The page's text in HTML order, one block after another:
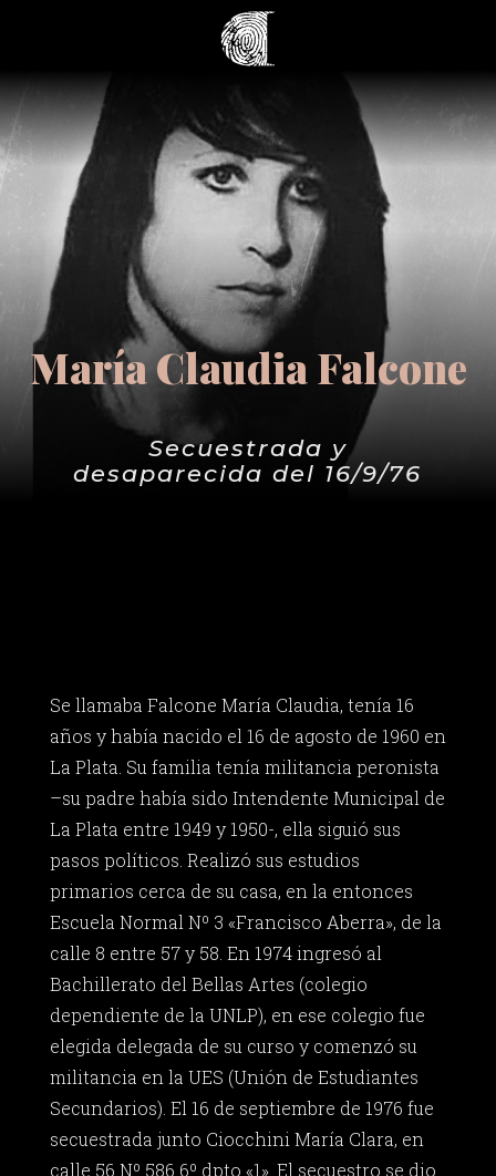
María Claudia Falcone
Secuestrada y
desaparecida del 16/9/76
Se llamaba Falcone María Claudia, tenía 16
años y había nacido el 16 de agosto de 1960 en
La Plata. Su familia tenía militancia peronista
–su padre había sido Intendente Municipal de
La Plata entre 1949 y 1950-, ella siguió sus
pasos políticos. Realizó sus estudios
primarios cerca de su casa, en la entonces
Escuela Normal Nº 3 «Francisco Aberra», de la
calle 8 entre 57 y 58. En 1974 ingresó al
Bachillerato del Bellas Artes (colegio
dependiente de la UNLP), en ese colegio fue
elegida delegada de su curso y comenzó su
militancia en la UES (Unión de Estudiantes
Secundarios). El 16 de septiembre de 1976 fue
secuestrada junto Ciocchini María Clara, en
calle 56 Nº 586 6º dpto «1». El secuestro se dio